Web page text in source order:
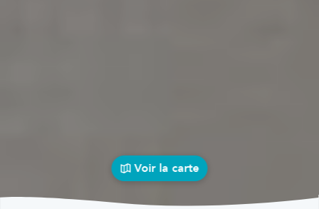
Voir la carte